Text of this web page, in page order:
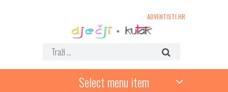
ADVENTISTI.HR
Select menu item